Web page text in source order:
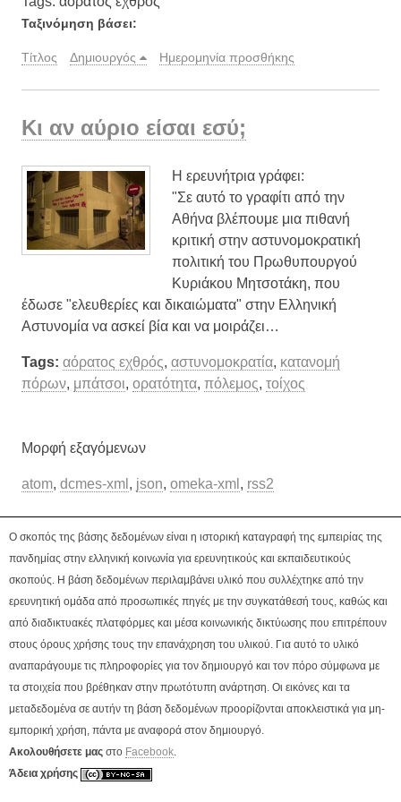
Ταξινόμηση βάσει:
Τίτλος Δημιουργός Ημερομηνία προσθήκης
Κι αν αύριο είσαι εσύ;
Η ερευνήτρια γράφει:
"Σε αυτό το γραφίτι από την
Αθήνα βλέπουμε μια πιθανή
κριτική στην αστυνομοκρατική
πολιτική του Πρωθυπουργού
Κυριάκου Μητσοτάκη, που
έδωσε "ελευθερίες και δικαιώματα" στην Ελληνική
Αστυνομία να ασκεί βία και να μοιράζει…
Tags: αόρατος εχθρός, αστυνομοκρατία, κατανομή
πόρων, μπάτσοι, ορατότητα, πόλεμος, τοίχος
Μορφή εξαγόμενων
atom, dcmes-xml , json, omeka-xml , rss2
Ο σκοπός της βάσης δεδομένων είναι η ιστορική καταγραφή της εμπειρίας της
πανδημίας στην ελληνική κοινωνία για ερευνητικούς και εκπαιδευτικούς
σκοπούς. Η βάση δεδομένων περιλαμβάνει υλικό που συλλέχτηκε από την
ερευνητική ομάδα από προσωπικές πηγές με την συγκατάθεσή τους, καθώς και
από διαδικτυακές πλατφόρμες και μέσα κοινωνικής δικτύωσης που επιτρέπουν
στους όρους χρήσης τους την επανάχρηση του υλικού. Για αυτό το υλικό
αναπαράγουμε τις πληροφορίες για τον δημιουργό και τον πόρο σύμφωνα με
τα στοιχεία που βρέθηκαν στην πρωτότυπη ανάρτηση. Οι εικόνες και τα
μεταδεδομένα σε αυτήν τη βάση δεδομένων προορίζονται αποκλειστικά για μη-
εμπορική χρήση, πάντα με αναφορά στον δημιουργό.
Ακολουθήσετε μας στο Facebook
Άδεια χρήσης